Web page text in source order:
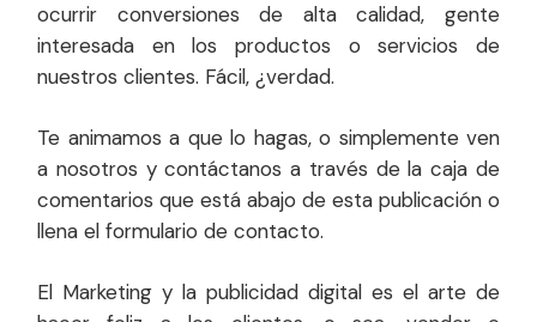
ocurrir conversiones de alta calidad, gente
interesada en los productos o servicios de
nuestros clientes. Fácil, ¿verdad.
Te animamos a que lo hagas, o simplemente ven
a nosotros y contáctanos a través de la caja de
comentarios que está abajo de esta publicación o
llena el formulario de contacto.
El Marketing y la publicidad digital es el arte de